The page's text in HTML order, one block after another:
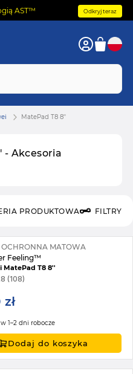
AST™ Odkryj teraz
- Akcesoria
MatePad T8 8''
PRODUKTOWA FILTRY
OCHRONNA MATOWA
Feeling™
MatePad T8 8''
(108)
w 1–2 dni robocze
Dodaj do koszyka